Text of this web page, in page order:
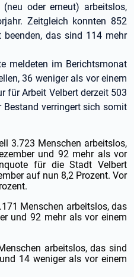
oder erneut) arbeitslos,
Zeitgleich konnten 852
beenden, das sind 114 mehr
meldeten im Berichtsmonat
36 weniger als vor einem
für Arbeit Velbert derzeit 503
verringert sich somit
3.723 Menschen arbeitslos,
und 92 mehr als vor
für die Stadt Velbert
auf nun 8,2 Prozent. Vor
Menschen arbeitslos, das
und 92 mehr als vor einem
arbeitslos, das sind
14 weniger als vor einem